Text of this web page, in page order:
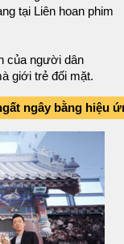
tại Liên hoan phim
của người dân
giới trẻ đối mặt.
ngây bằng hiệu